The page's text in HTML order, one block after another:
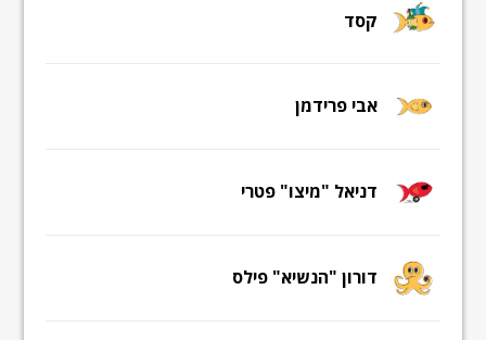
קסד
אבי פרידמן
דניאל "מיצו" פטרי
דורון "הנשיא" פילס